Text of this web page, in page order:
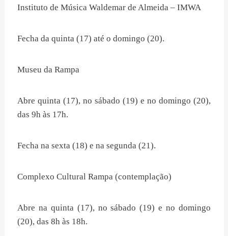
Instituto de Música Waldemar de Almeida – IMWA
Fecha da quinta (17) até o domingo (20).
Museu da Rampa
Abre quinta (17), no sábado (19) e no domingo (20),
das 9h às 17h.
Fecha na sexta (18) e na segunda (21).
Complexo Cultural Rampa (contemplação)
Abre na quinta (17), no sábado (19) e no domingo
(20), das 8h às 18h.